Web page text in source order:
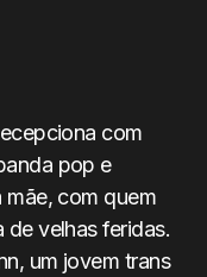
com
pop e
mãe, com quem
velhas feridas.
um jovem trans